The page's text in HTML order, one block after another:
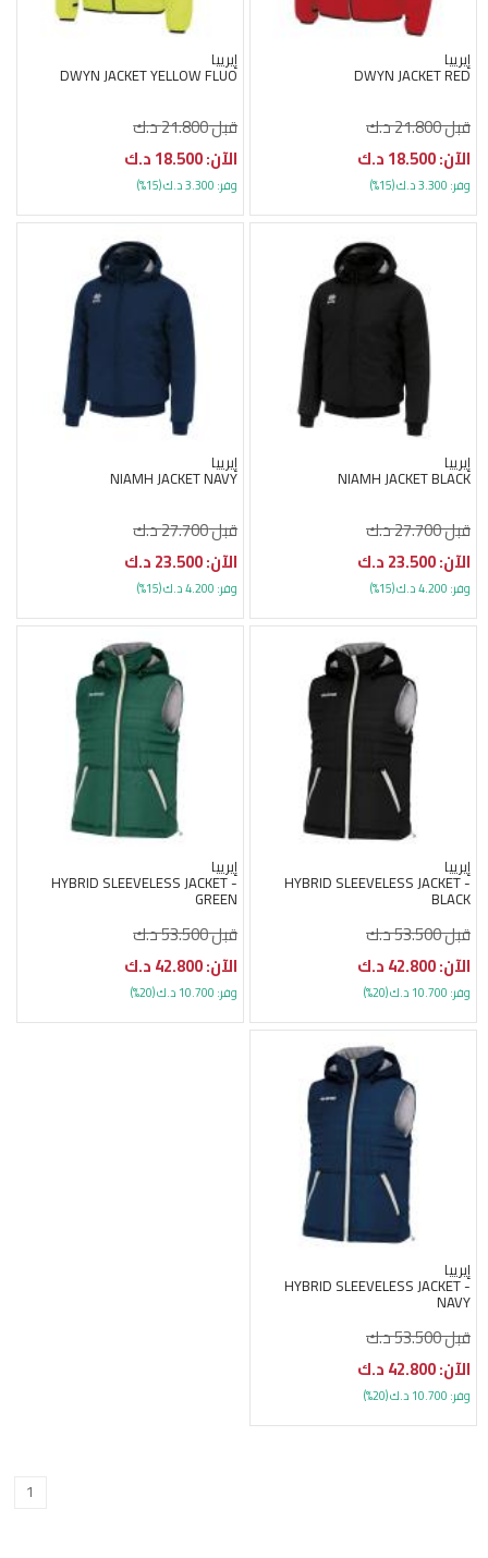
إيرييا
DWYN JACKET RED
قبل 21.800 د.ك
الآن: 18.500 د.ك
وفر: 3.300 د.ك (15%)
إيرييا
DWYN JACKET YELLOW FLUO
قبل 21.800 د.ك
الآن: 18.500 د.ك
وفر: 3.300 د.ك (15%)
إيرييا
NIAMH JACKET BLACK
قبل 27.700 د.ك
الآن: 23.500 د.ك
وفر: 4.200 د.ك (15%)
إيرييا
NIAMH JACKET NAVY
قبل 27.700 د.ك
الآن: 23.500 د.ك
وفر: 4.200 د.ك (15%)
إيرييا
HYBRID SLEEVELESS JACKET -
BLACK
قبل 53.500 د.ك
الآن: 42.800 د.ك
وفر: 10.700 د.ك (20%)
إيرييا
HYBRID SLEEVELESS JACKET -
GREEN
قبل 53.500 د.ك
الآن: 42.800 د.ك
وفر: 10.700 د.ك (20%)
إيرييا
HYBRID SLEEVELESS JACKET -
NAVY
قبل 53.500 د.ك
الآن: 42.800 د.ك
وفر: 10.700 د.ك (20%)
1